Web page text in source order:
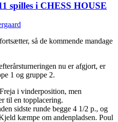
spilles i CHESS HOUSE
så de kommende mandage
nu er afgjort, er
1 og gruppe 2.
i vinderposition, men
til en topplacering.
sidste runde begge 4 1/2 p., og
kæmpe om andenpladsen. Poul